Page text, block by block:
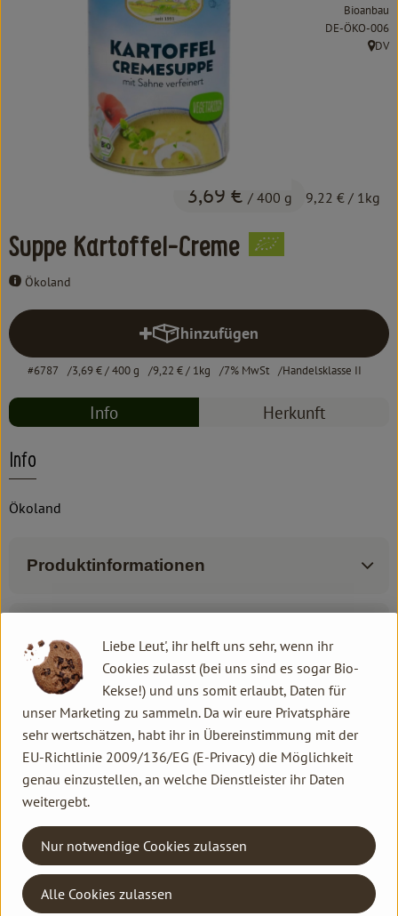
Kochen & Backen
Erleben
Suppe Kartoffel-Creme
Ökoland
3,69 € / 400 g 9,22 € / 1kg
Bioanbau
, Kontrollstelle:
DE-ÖKO-006
,DV
hinzufügen
Produkt zum Warenkorb
#6787 3,69 €/ 400 g 9,22 €/ 1kg 7% MwSt Handelsklasse II
Info Herkunft
Info
Ökoland
Produktinformationen
Produktdatenblatt
Herkunft
Hersteller: ÖKL
DV
ÖKOLAND
Liebe Leut', ihr helft uns sehr, wenn ihr
Cookies zulasst (bei uns sind es sogar Bio-
Kekse!) und uns somit erlaubt, Daten für
unser Marketing zu sammeln. Da wir eure Privatsphäre
sehr wertschätzen, habt ihr in Übereinstimmung mit der
EU-Richtlinie 2009/136/EG (E-Privacy) die Möglichkeit
genau einzustellen, an welche Dienstleister ihr Daten
weitergebt.
Nur notwendige Cookies zulassen
Alle Cookies zulassen